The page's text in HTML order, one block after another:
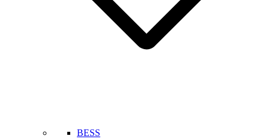
BESS